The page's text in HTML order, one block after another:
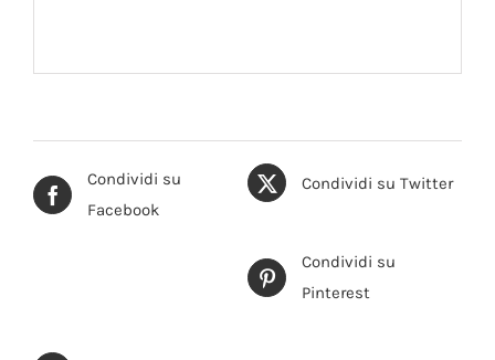
Condividi su
Facebook
Condividi su Twitter
Condividi su
Pinterest